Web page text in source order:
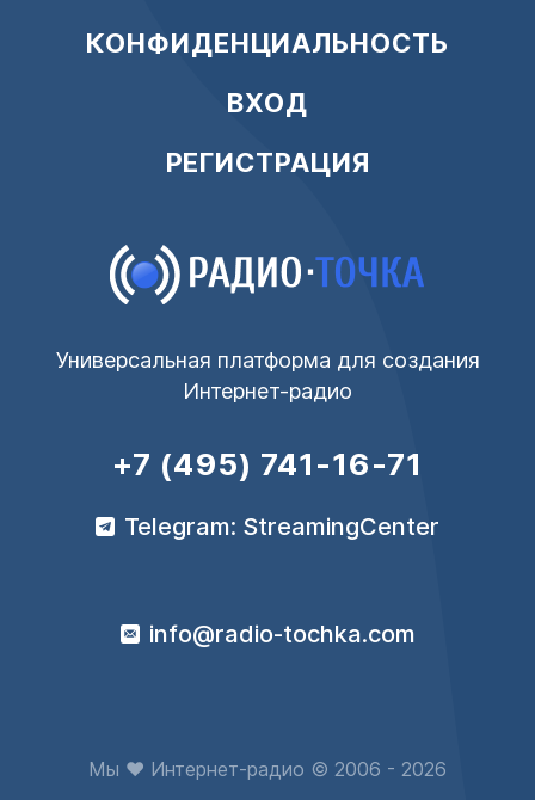
КОНФИДЕНЦИАЛЬНОСТЬ
ВХОД
РЕГИСТРАЦИЯ
Универсальная платформа для создания
Интернет-радио
+7 (495) 741-16-71
Telegram: StreamingCenter
info@radio-tochka.com
Мы ♥ Интернет-радио © 2006 - 2026